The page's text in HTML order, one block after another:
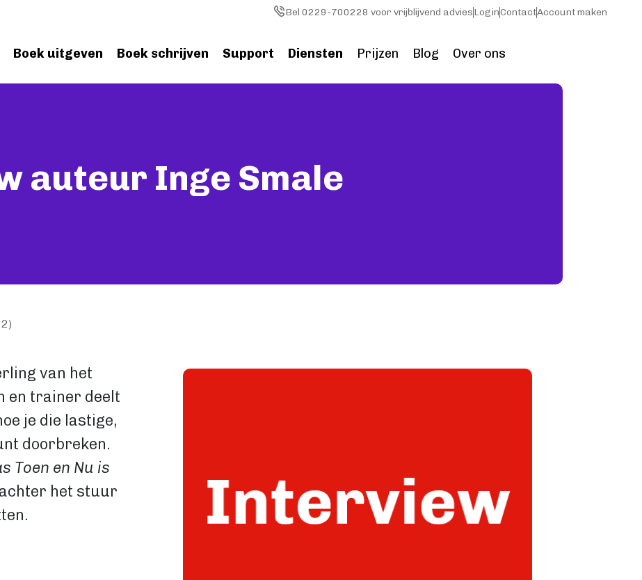
Bel 0229-700228 voor vrijblijvend advies
Image LoginContactAccount maken
Boek uitgeven Boek schrijven Support Diensten Prijzen Blog Over ons
auteur Inge Smale
van het
en trainer deelt
je die lastige,
doorbreken.
Toen en Nu is
het stuur
Image